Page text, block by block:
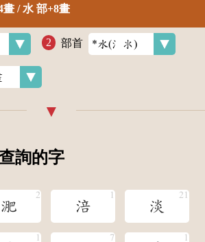
畫 / 水 部+8畫
部首
詢的字
淝 涪 淡